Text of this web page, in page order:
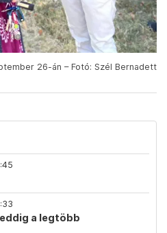
26-án – Fotó: Szél Bernadett
a legtöbb